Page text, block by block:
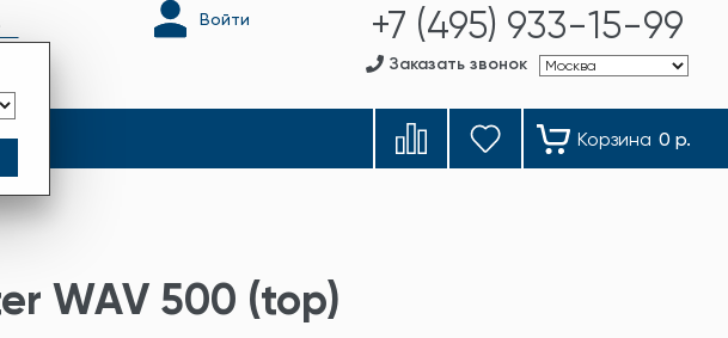
Войти +7 (495) 933-15-99
Заказать звонок
Корзина 0 р.
WAV 500 (top)